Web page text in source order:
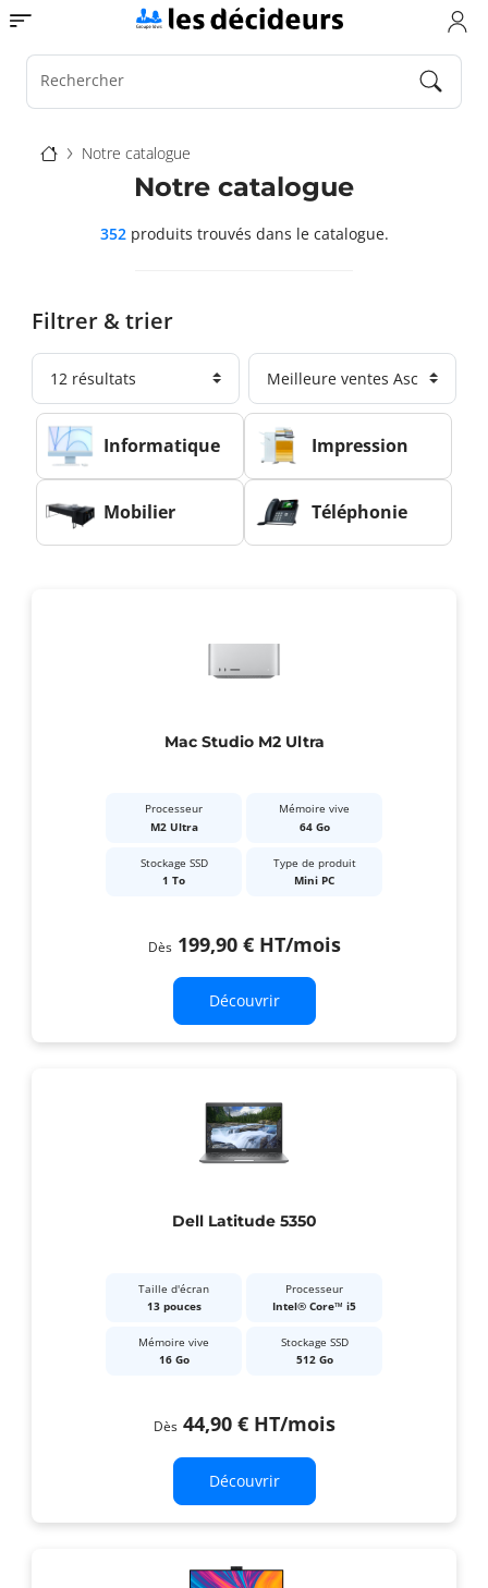
Aller
au
contenu
principal
Toggle navigation
Rechercher
Fil
d'Ariane
Notre catalogue
Filtrer & trier
Informatique Impression
Mobilier Téléphonie
Notre catalogue
352produits trouvés dans le catalogue.
Mac Studio M2 Ultra
Processeur
M2 Ultra
Mémoire vive
64 Go
Stockage SSD
1 To
Type de produit
Mini PC
Dès 199,90 € HT/mois
Découvrir
Dell Latitude 5350
Taille d'écran
13 pouces
Processeur
Intel® Core™ i5
Mémoire vive
16 Go
Stockage SSD
512 Go
Dès 44,90 € HT/mois
Découvrir